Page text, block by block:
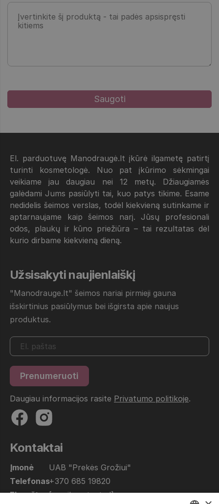
El. parduotuvę Manodraugė.lt įkūrė ilgametę patirtį
turinti kosmetologė. Nuo pat įkūrimo sėkmingai
veikiame jau daugiau nei 12 metų. Džiaugiamės
galėdami Jums pasiūlyti tai, kuo patys tikime. Esame
nedidelis šeimos verslas, todėl kiekvieną sutinkame ir
aptarnaujame kaip šeimos narį. Jūsų profesionali
odos, plaukų ir kūno priežiūra – tai rezultatas dėl
kurio dirbame kiekvieną dieną.
Užsisakyti naujienlaiškį
"Manodrauge.lt" šeimos nariai pirmieji gauna
išskirtinius pasiūlymus bei išgirsta apie naujus
produktus.
Daugiau informacijos rasite Privatumo politikoje.
Kontaktai
Įmonė
UAB "Prekės Grožiui"
Telefonas+370 685 19820
El. paštas[email protected]